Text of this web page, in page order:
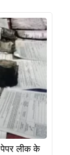
पेपर लीक के